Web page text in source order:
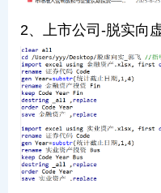
2、上市公司-脱实向